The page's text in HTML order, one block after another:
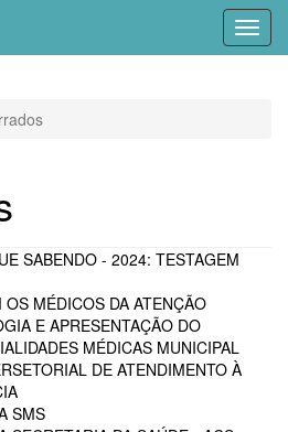
SABENDO - 2024: TESTAGEM
MÉDICOS DA ATENÇÃO
E APRESENTAÇÃO DO
MÉDICAS MUNICIPAL
DE ATENDIMENTO À
SMS